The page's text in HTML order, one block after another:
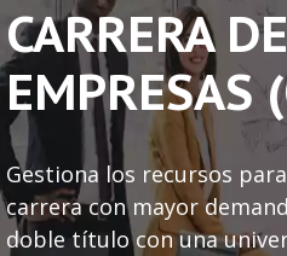
CARRERA
EMPRESAS
Gestiona los recursos
carrera con mayor
doble título con una